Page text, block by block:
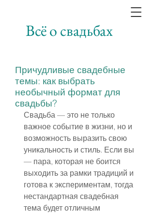
Всё о свадьбах
Причудливые свадебные
темы: как выбрать
необычный формат для
свадьбы?
Свадьба — это не только
важное событие в жизни, но и
возможность выразить свою
уникальность и стиль. Если вы
— пара, которая не боится
выходить за рамки традиций и
готова к экспериментам, тогда
нестандартная свадебная
тема будет отличным